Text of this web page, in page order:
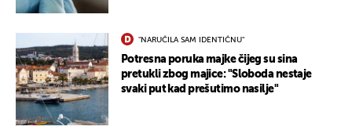
"NARUČILA SAM IDENTIČNU"
Potresna poruka majke čijeg su sina
pretukli zbog majice: "Sloboda nestaje
svaki put kad prešutimo nasilje"
UKLJUČITE NOTIFIKACIJE